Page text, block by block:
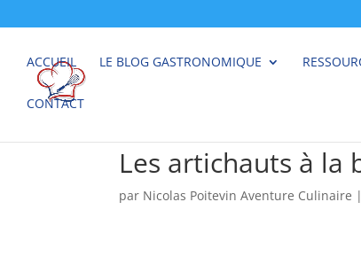
ACCUEIL LE BLOG GASTRONOMIQUE
CONTACT
Les artichauts à la
par Nicolas Poitevin Aventure Culinaire |